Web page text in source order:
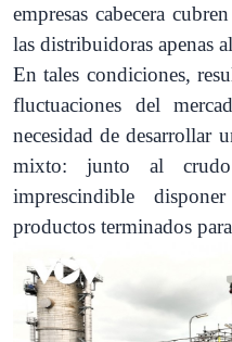
empresas cabecera
las distribuidoras apenas
En tales condiciones,
fluctuaciones del
necesidad de desarrollar
mixto: junto al
imprescindible
productos terminados